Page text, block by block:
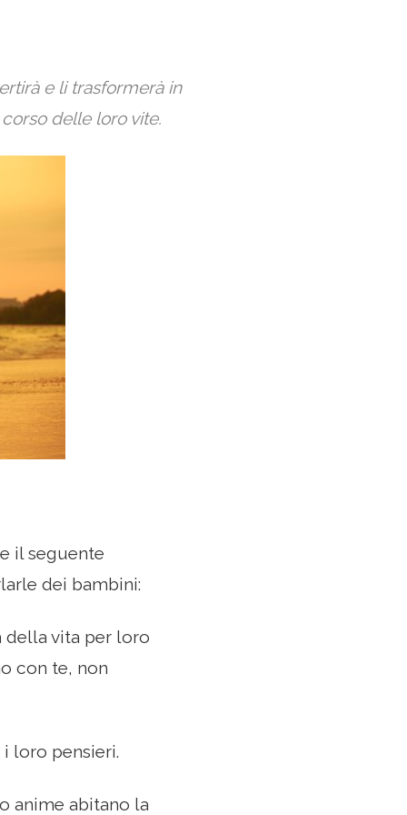
e li trasformerà in
delle loro vite.
il seguente
dei bambini:
della vita per loro
con te, non
loro pensieri.
anime abitano la